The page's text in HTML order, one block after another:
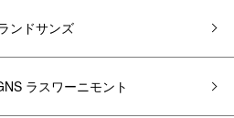
ンドサンズ
ラスワーニモント